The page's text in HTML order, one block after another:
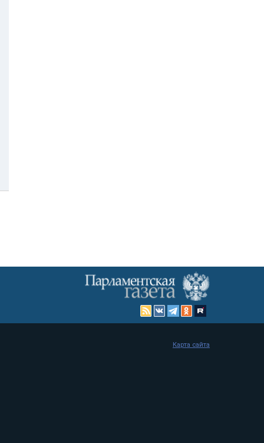
Карта сайта